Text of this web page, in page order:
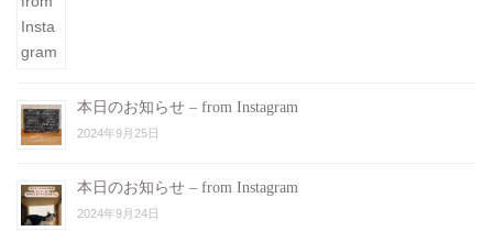
本日のお知らせ – from Instagram
2024年9月25日
本日のお知らせ – from Instagram
2024年9月24日